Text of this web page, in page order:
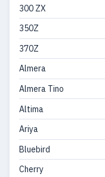
300 ZX
350Z
370Z
Almera
Almera Tino
Altima
Ariya
Bluebird
Cherry